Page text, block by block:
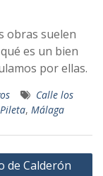
obras suelen
es un bien
por ellas.
Calle los
, Málaga
de Calderón